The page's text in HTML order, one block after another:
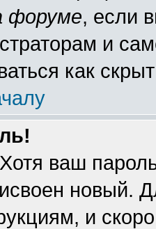
форуме, если
и
как
ваш
новый.
и